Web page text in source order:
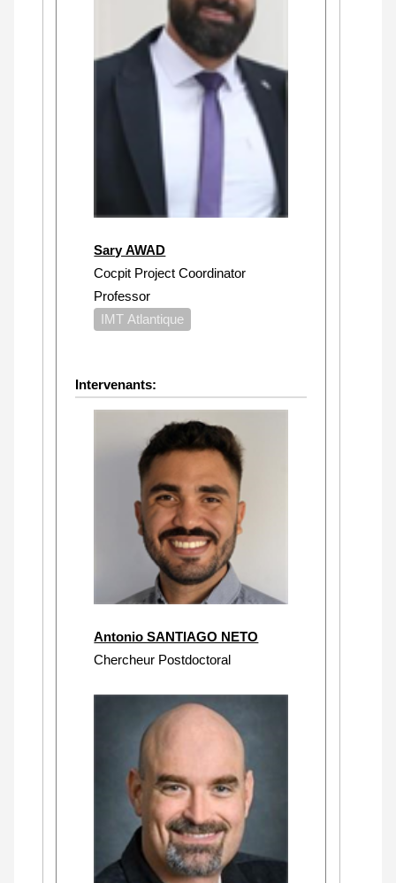
Sary AWAD
Cocpit Project Coordinator
Professor
IMT Atlantique
Intervenants:
Antonio SANTIAGO NETO
Chercheur Postdoctoral